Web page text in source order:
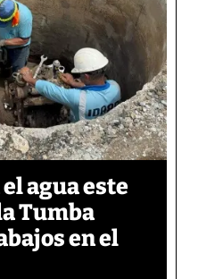
agua este
Tumba
en el